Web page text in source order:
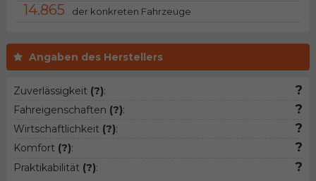
Angaben des Herstellers
Zuverlässigkeit (?): ?
Fahreigenschaften (?): ?
Wirtschaftlichkeit (?): ?
Komfort (?): ?
Praktikabilität (?): ?
14.865 der konkreten Fahrzeuge